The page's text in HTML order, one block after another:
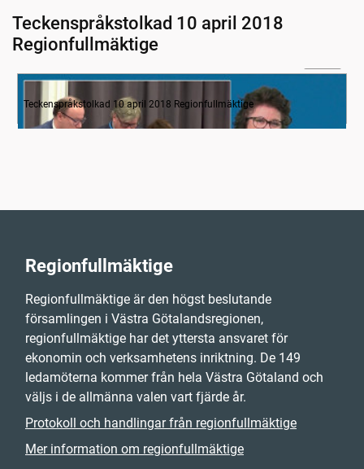
Teckenspråkstolkad 10 april 2018
Regionfullmäktige
Teckenspråkstolkad 10 april 2018 Regionfullmäktige
Regionfullmäktige
Regionfullmäktige är den högst beslutande
församlingen i Västra Götalandsregionen,
regionfullmäktige har det yttersta ansvaret för
ekonomin och verksamhetens inriktning. De 149
ledamöterna kommer från hela Västra Götaland och
väljs i de allmänna valen vart fjärde år.
Protokoll och handlingar från regionfullmäktige
Mer information om regionfullmäktige